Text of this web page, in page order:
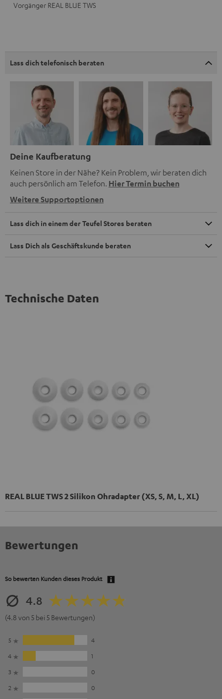
Vorgänger REAL BLUE TWS
Lass dich telefonisch beraten
Deine Kaufberatung
Keinen Store in der Nähe? Kein Problem, wir beraten dich
auch persönlich am Telefon. Hier Termin buchen
Weitere Supportoptionen
Lass dich in einem der Teufel Stores beraten
Lass Dich als Geschäftskunde beraten
Technische Daten
REAL BLUE TWS 2 Silikon Ohradapter (XS, S, M, L, XL)
Bewertungen
So bewerten Kunden dieses Produkt
4.8
(4.8 von 5 bei 5 Bewertungen)
5
4
4
1
3
0
2
0